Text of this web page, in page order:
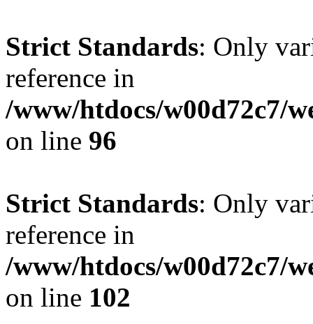
Strict Standards: Only
reference in
/www/htdocs/w00d72c7/
on line 96
Strict Standards: Only
reference in
/www/htdocs/w00d72c7/
on line 102